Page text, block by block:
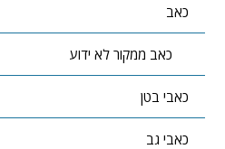
כאב
כאב ממקור לא ידוע
כאבי בטן
כאבי גב